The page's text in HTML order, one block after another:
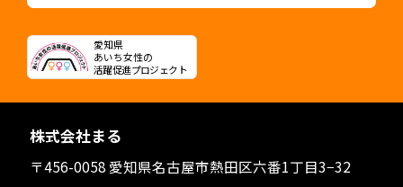
愛知県
あいち女性の
活躍促進プロジェクト
株式会社まる
〒456-0058 愛知県名古屋市熱田区六番1丁目3−32